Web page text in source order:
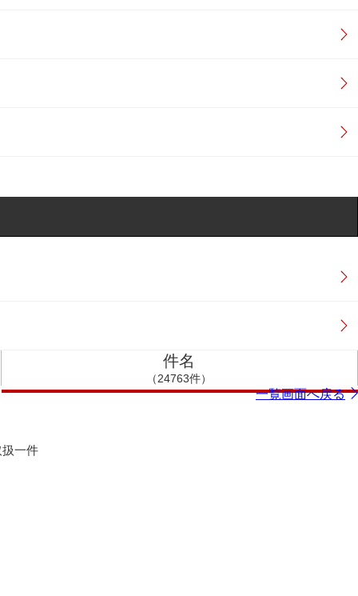
件名
（24763件）
一覧画面へ戻る
一件